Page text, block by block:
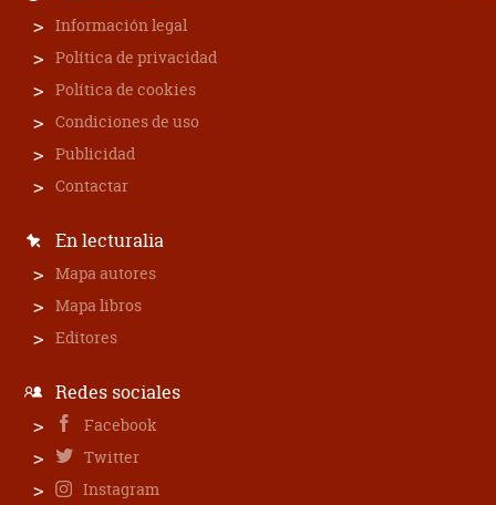
Información legal
Política de privacidad
Política de cookies
Condiciones de uso
Publicidad
Contactar
En lecturalia
Mapa autores
Mapa libros
Editores
Redes sociales
Facebook
Twitter
Instagram